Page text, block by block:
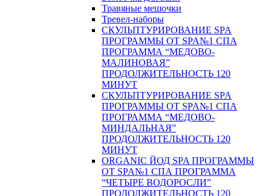
Травяные мешочки
Тревел-наборы
СКУЛЬПТУРИРОВАНИЕ SPA
ПРОГРАММЫ ОТ SPA№1 СПА
ПРОГРАММА “МЕДОВО-
МАЛИНОВАЯ”
ПРОДОЛЖИТЕЛЬНОСТЬ 120
МИНУТ
СКУЛЬПТУРИРОВАНИЕ SPA
ПРОГРАММЫ ОТ SPA№1 СПА
ПРОГРАММА “МЕДОВО-
МИНДАЛЬНАЯ”
ПРОДОЛЖИТЕЛЬНОСТЬ 120
МИНУТ
ORGANIC ЙОД SPA ПРОГРАММЫ
ОТ SPA№1 СПА ПРОГРАММА
“ЧЕТЫРЕ ВОДОРОСЛИ”
ПРОДОЛЖИТЕЛЬНОСТЬ 120